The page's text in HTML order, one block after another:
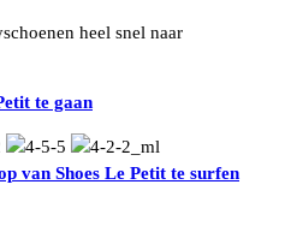
heel snel naar
te gaan
van Shoes Le Petit te surfen